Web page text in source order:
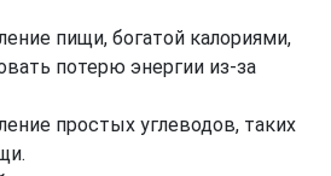
пищи, богатой калориями,
потерю энергии из-за
простых углеводов, таких